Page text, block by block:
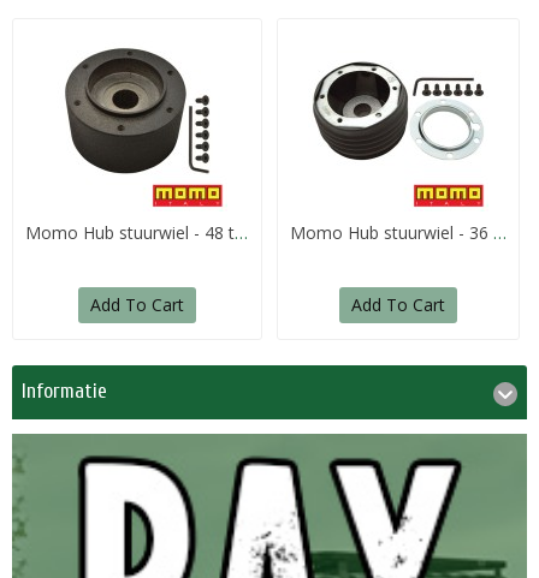
Momo Hub stuurwiel - 48 tands
Add To Cart
Momo Hub stuurwiel - 36 tands
Add To Cart
Informatie